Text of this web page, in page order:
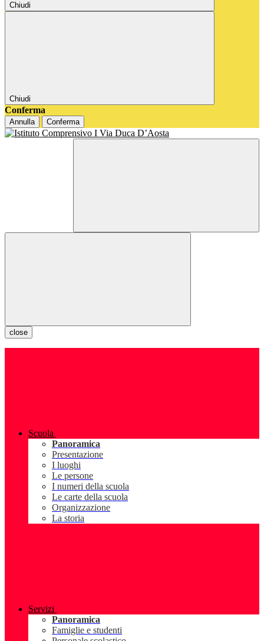
Chiudi
Chiudi
Conferma
Annulla Conferma
close
Scuola
Panoramica
Presentazione
I luoghi
Le persone
I numeri della scuola
Le carte della scuola
Organizzazione
La storia
Servizi
Panoramica
Famiglie e studenti